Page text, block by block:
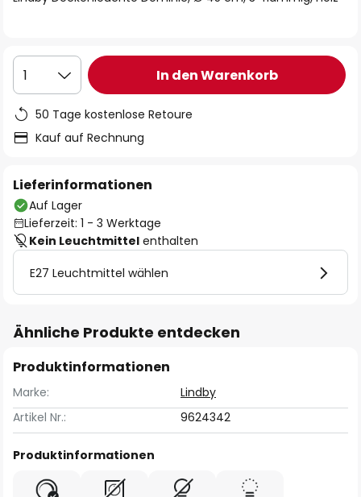
1 In den Warenkorb
50 Tage kostenlose Retoure
Kauf auf Rechnung
Lieferinformationen
Auf Lager
Lieferzeit: 1 - 3 Werktage
Kein Leuchtmittel enthalten
E27 Leuchtmittel wählen
Ähnliche Produkte entdecken
Produktinformationen
Marke:
Lindby
Artikel Nr.:
9624342
Produktinformationen